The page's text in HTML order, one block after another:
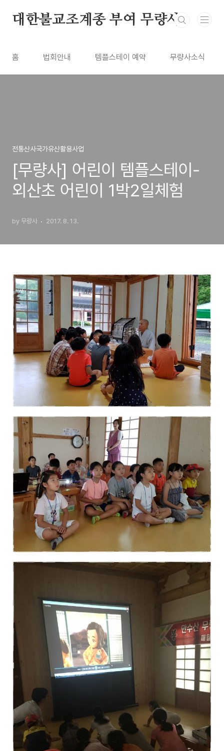
대한불교조계종 부여 무량사
홈 법회안내 템플스테이 예약 무량사소식
전통산사국가유산활용사업
[무량사] 어린이 템플스테이-
외산초 어린이 1박2일체험
by 무량사 2017. 8. 13.